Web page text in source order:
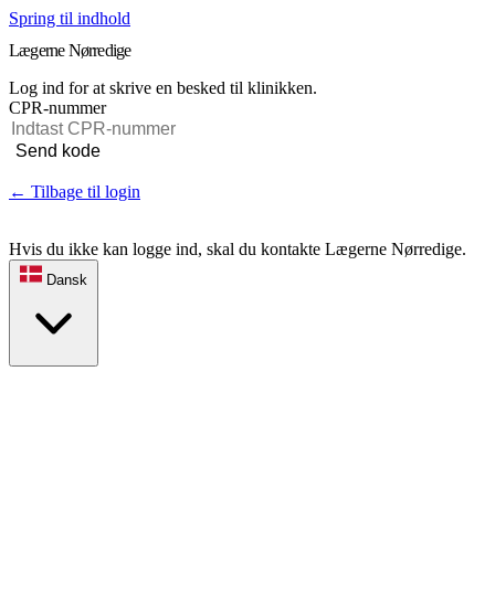
Spring til indhold
Lægerne Nørredige
Log ind for at skrive en besked til klinikken.
CPR-nummer
Send kode
← Tilbage til login
Hvis du ikke kan logge ind, skal du kontakte Lægerne Nørredige.
Dansk